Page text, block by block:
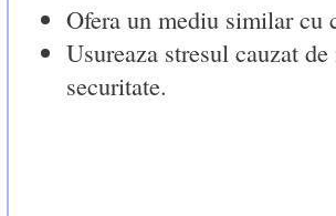
Ofera un mediu similar cu
Usureaza stresul cauzat
securitate.